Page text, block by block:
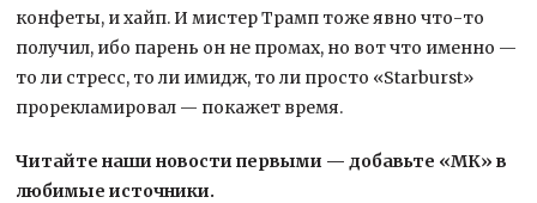
конфеты, и хайп. И мистер Трамп тоже явно что-то
получил, ибо парень он не промах, но вот что именно —
то ли стресс, то ли имидж, то ли просто «Starburst»
прорекламировал — покажет время.
Читайте наши новости первыми — добавьте «МК» в
любимые источники.